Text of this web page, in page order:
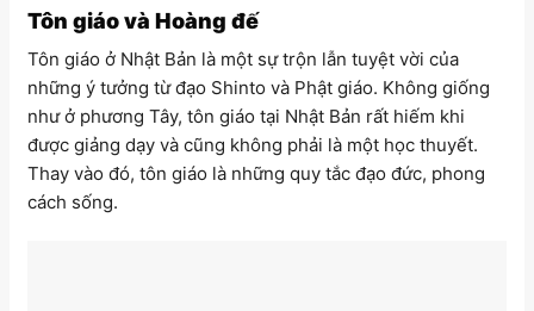
Tôn giáo và Hoàng đế
Tôn giáo ở Nhật Bản là một sự trộn lẫn tuyệt vời của
những ý tưởng từ đạo Shinto và Phật giáo. Không giống
như ở phương Tây, tôn giáo tại Nhật Bản rất hiếm khi
được giảng dạy và cũng không phải là một học thuyết.
Thay vào đó, tôn giáo là những quy tắc đạo đức, phong
cách sống.